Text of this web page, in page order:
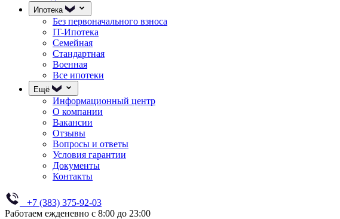
Ипотека
Без первоначального взноса
IT-Ипотека
Семейная
Стандартная
Военная
Все ипотеки
Ещё
Информационный центр
О компании
Вакансии
Отзывы
Вопросы и ответы
Условия гарантии
Документы
Контакты
+7 (383) 375-92-03
Работаем ежденевно с 8:00 до 23:00